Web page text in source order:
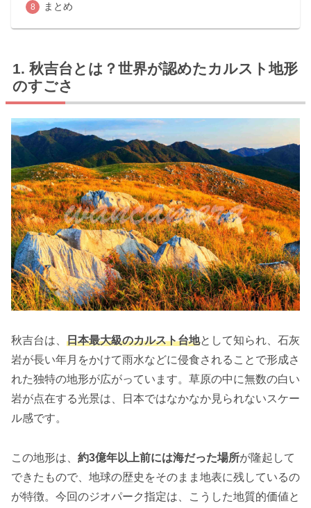
まとめ
秋吉台とは？世界が認めたカルスト地形
のすごさ
秋吉台は、 日本最大級のカルスト台地として知られ、石灰
岩が長い年月をかけて雨水などに侵食されることで形成さ
れた独特の地形が広がっています。草原の中に無数の白い
岩が点在する光景は、日本ではなかなか見られないスケー
ル感です。
この地形は、 約3億年以上前には海だった場所が隆起して
できたもので、地球の歴史をそのまま地表に残しているの
が特徴。今回のジオパーク指定は、こうした地質的価値と